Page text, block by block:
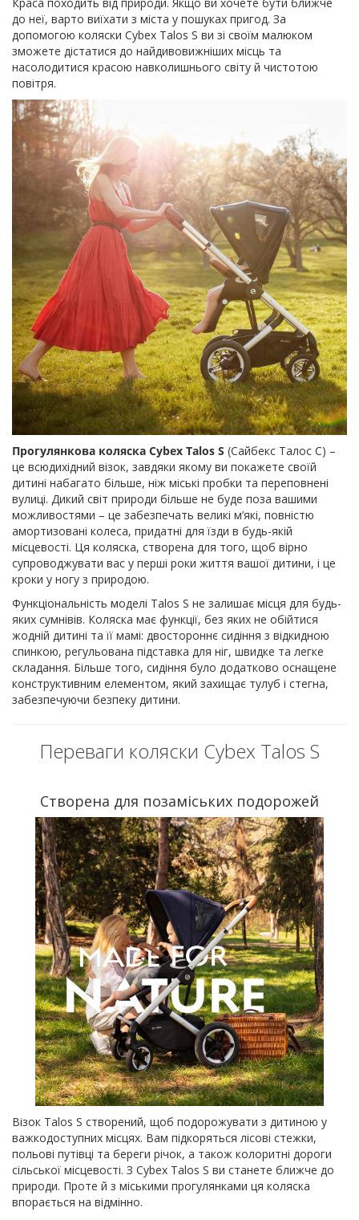
до неї, варто виїхати з міста у пошуках пригод. За
допомогою коляски Cybex Talos S ви зі своїм малюком
зможете дістатися до найдивовижніших місць та
насолодитися красою навколишнього світу й чистотою
повітря.
Прогулянкова коляска Cybex Talos S (Сайбекс Талос С) –
це всюдихідний візок, завдяки якому ви покажете своїй
дитині набагато більше, ніж міські пробки та переповнені
вулиці. Дикий світ природи більше не буде поза вашими
можливостями – це забезпечать великі м’які, повністю
амортизовані колеса, придатні для їзди в будь-якій
місцевості. Ця коляска, створена для того, щоб вірно
супроводжувати вас у перші роки життя вашої дитини, і це
кроки у ногу з природою.
Функціональність моделі Talos S не залишає місця для будь-
яких сумнівів. Коляска має функції, без яких не обійтися
жодній дитині та її мамі: двостороннє сидіння з відкидною
спинкою, регульована підставка для ніг, швидке та легке
складання. Більше того, сидіння було додатково оснащене
конструктивним елементом, який захищає тулуб і стегна,
забезпечуючи безпеку дитини.
Переваги коляски Cybex Talos S
Створена для позаміських подорожей
Візок Talos S створений, щоб подорожувати з дитиною у
важкодоступних місцях. Вам підкоряться лісові стежки,
польові путівці та береги річок, а також колоритні дороги
сільської місцевості. З Cybex Talos S ви станете ближче до
природи. Проте й з міськими прогулянками ця коляска
впорається на відмінно.